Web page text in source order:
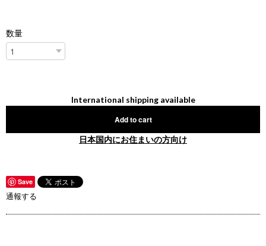
数量
International shipping available
Add to cart
日本国内にお住まいの方向け
Save
通報する